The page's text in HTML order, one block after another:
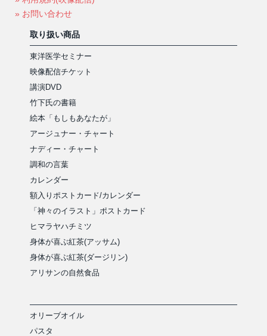
» お問い合わせ
取り扱い商品
東洋医学セミナー
映像配信チケット
講演DVD
竹下氏の書籍
絵本「もしもあなたが」
アージュナー・チャート
ナディー・チャート
調和の言葉
カレンダー
額入りポストカード/カレンダー
「神々のイラスト」ポストカード
ヒマラヤハチミツ
身体が喜ぶ紅茶(アッサム)
身体が喜ぶ紅茶(ダージリン)
アリサンの自然食品
オリーブオイル
パスタ